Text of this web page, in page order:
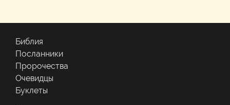
Библия
Посланники
Пророчества
Очевидцы
Буклеты